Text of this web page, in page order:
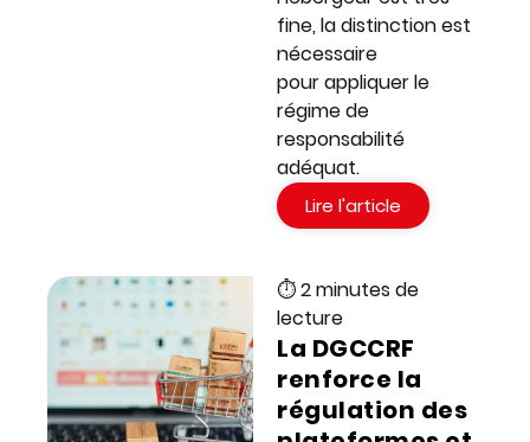
fine, la distinction est
nécessaire
pour appliquer le
régime de
responsabilité
adéquat.
Lire l'article
⏱ 2 minutes de
lecture
La DGCCRF
renforce la
régulation des